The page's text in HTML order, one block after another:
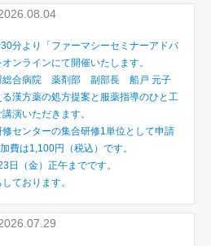
ンラインにて開催いたします。
総合病院 薬剤部 副部長 船戸 元子
漢方薬の処方提案と服薬指導のひと工
演いただきます。
センターの集合研修1単位として申請
費は1,100円（税込）です。
日（金）正午までです。
ております。